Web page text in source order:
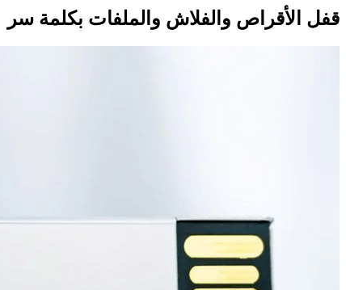
قفل الأقراص والفلاش والملفات بكلمة سر